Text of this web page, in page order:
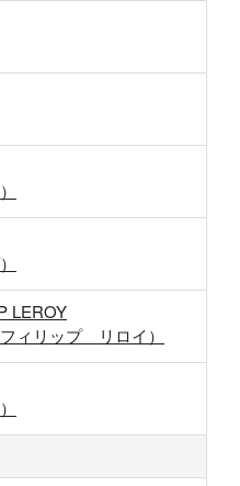
LEROY
ィリップ リロイ）